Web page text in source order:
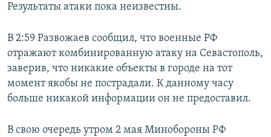
Результаты атаки пока неизвестны.
В 2:59 Развожаев сообщил, что военные РФ
отражают комбинированную атаку на Севастополь,
заверив, что никакие объекты в городе на тот
момент якобы не пострадали. К данному часу
больше никакой информации он не предоставил.
В свою очередь утром 2 мая Минобороны РФ